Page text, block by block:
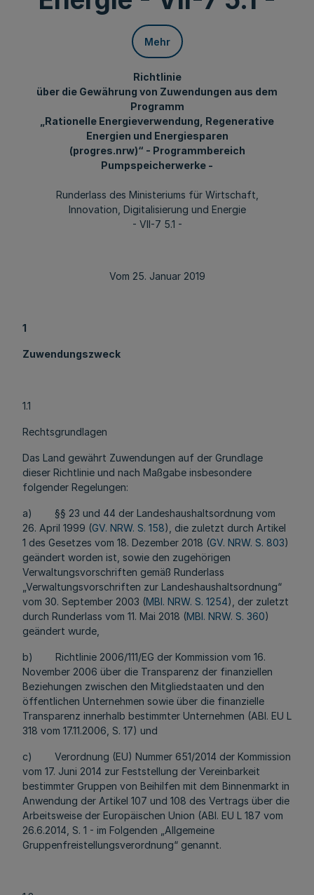
Mehr
Richtlinie
über die Gewährung von Zuwendungen aus dem
Programm
„Rationelle Energieverwendung, Regenerative
Energien und Energiesparen
(progres.nrw)“ - Programmbereich
Pumpspeicherwerke -
Runderlass des Ministeriums für Wirtschaft,
Innovation, Digitalisierung und Energie
- VII-7 5.1 -
Vom 25. Januar 2019
1
Zuwendungszweck
1.1
Rechtsgrundlagen
Das Land gewährt Zuwendungen auf der Grundlage
dieser Richtlinie und nach Maßgabe insbesondere
folgender Regelungen:
a) §§ 23 und 44 der Landeshaushaltsordnung vom
26. April 1999 (GV. NRW. S. 158), die zuletzt durch Artikel
1 des Gesetzes vom 18. Dezember 2018 (GV. NRW. S. 803)
geändert worden ist, sowie den zugehörigen
Verwaltungsvorschriften gemäß Runderlass
„Verwaltungsvorschriften zur Landeshaushaltsordnung“
vom 30. September 2003 (MBl. NRW. S. 1254), der zuletzt
durch Runderlass vom 11. Mai 2018 (MBl. NRW. S. 360)
geändert wurde,
b) Richtlinie 2006/111/EG der Kommission vom 16.
November 2006 über die Transparenz der finanziellen
Beziehungen zwischen den Mitgliedstaaten und den
öffentlichen Unternehmen sowie über die finanzielle
Transparenz innerhalb bestimmter Unternehmen (ABl. EU L
318 vom 17.11.2006, S. 17) und
c) Verordnung (EU) Nummer 651/2014 der Kommission
vom 17. Juni 2014 zur Feststellung der Vereinbarkeit
bestimmter Gruppen von Beihilfen mit dem Binnenmarkt in
Anwendung der Artikel 107 und 108 des Vertrags über die
Arbeitsweise der Europäischen Union (ABl. EU L 187 vom
26.6.2014, S. 1 - im Folgenden „Allgemeine
Gruppenfreistellungsverordnung“ genannt.